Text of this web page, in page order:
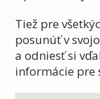
Tiež pre
posunúť v
a odniesť si
informácie pre